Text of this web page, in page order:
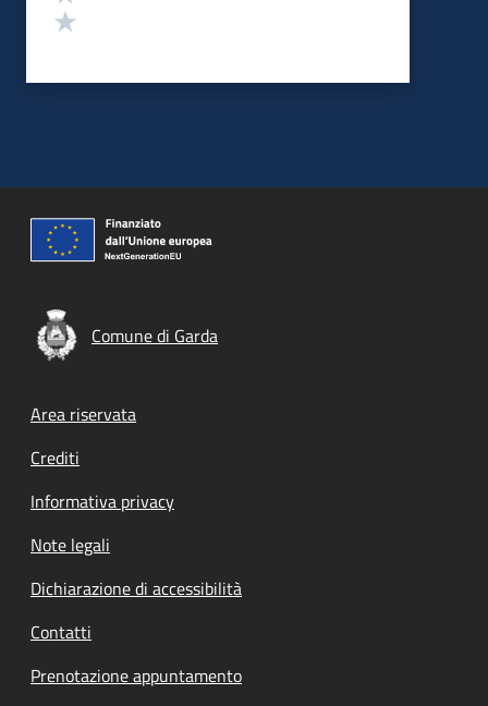
Comune di Garda
Footer menu
Area riservata
Crediti
Informativa privacy
Note legali
Dichiarazione di accessibilità
Contatti
Prenotazione appuntamento